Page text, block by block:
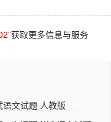
获取更多信息与服务
文试题 人教版